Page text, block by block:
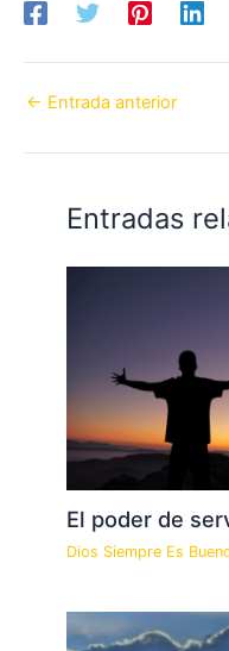
← Entrada anterior
Entradas
El poder de
Dios Siempre Es